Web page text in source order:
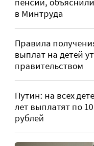
в Минтруда
Правила
выплат на детей
правительством
Путин: на всех
лет выплатят по
рублей